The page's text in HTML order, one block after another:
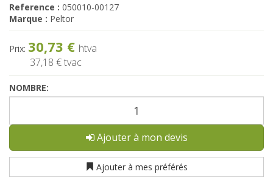
Reference : 050010-00127
Marque : Peltor
Prix: 30,73 € htva
37,18 €tvac
NOMBRE:
Ajouter à mon devis
Ajouter à mes préférés